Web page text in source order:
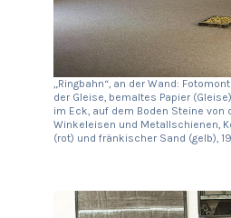
„Ringbahn“, an der Wand:
der Gleise, bemaltes Papier
im Eck, auf dem Boden Steine von
Winkeleisen und Metallschienen,
(rot) und fränkischer Sand (gelb),